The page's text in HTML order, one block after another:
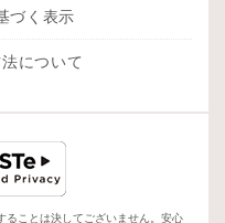
づく表示
について
ことは決してございません。安心